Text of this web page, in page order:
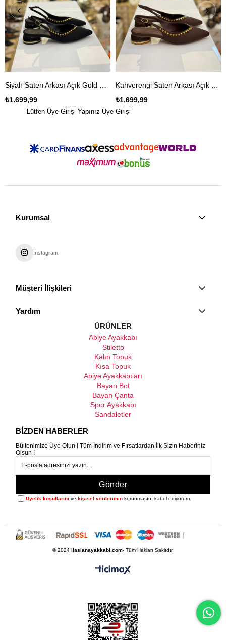
₺1.699,99
₺1.699,99
Lütfen Üye Girişi Yapınız Üye Girişi
Kurumsal
Instagram
Müşteri İlişkileri
Yardım
ÜRÜNLER
Abiye Ayakkabı
Stiletto
Kalın Topuk
Kısa Topuk
Abiye Ayakkabıları
Bayan Bot
Bayan Çanta
Spor Ayakkabı
Sandaletler
BİZDEN HABERLER
Bültenimize Üye Olun ! Tüm İndirim ve Fırsatlardan İlk Sizin Haberiniz
Olsun !
Gönder
Üyelik koşullarını vekişisel verilerimin korunmasını kabul ediyorum.
© 2024 ilaslanayakkabi.com- Tüm Hakları Saklıdır.